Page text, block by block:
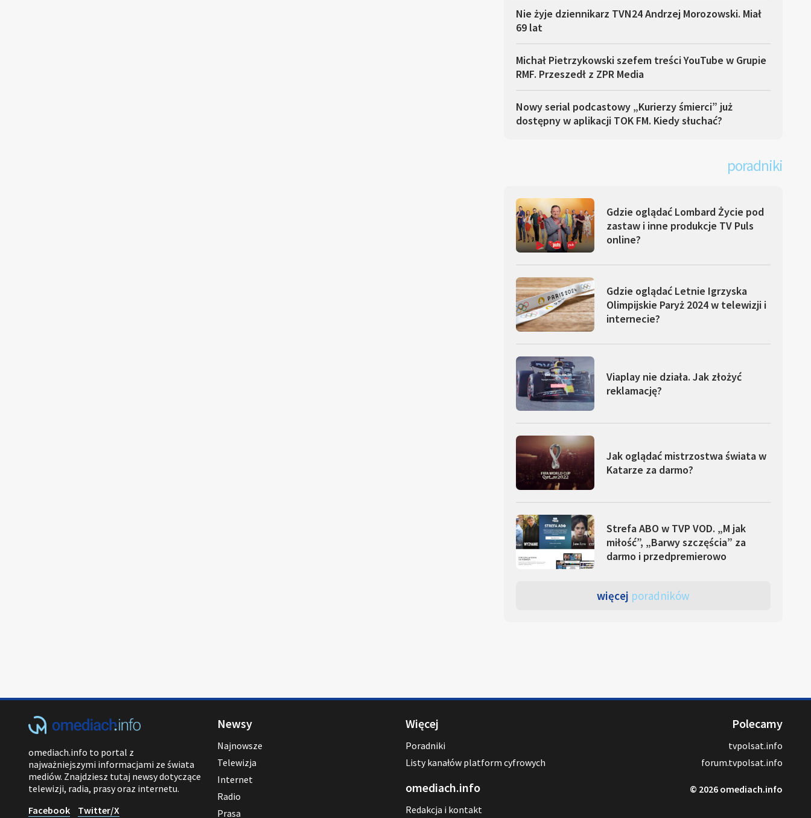
Nie żyje dziennikarz TVN24 Andrzej Morozowski. Miał
69 lat
Michał Pietrzykowski szefem treści YouTube w Grupie
RMF. Przeszedł z ZPR Media
Nowy serial podcastowy „Kurierzy śmierci” już
dostępny w aplikacji TOK FM. Kiedy słuchać?
poradniki
Gdzie oglądać Lombard Życie pod
zastaw i inne produkcje TV Puls
online?
Gdzie oglądać Letnie Igrzyska
Olimpijskie Paryż 2024 w telewizji i
internecie?
Viaplay nie działa. Jak złożyć
reklamację?
Jak oglądać mistrzostwa świata w
Katarze za darmo?
Strefa ABO w TVP VOD. „M jak
miłość”, „Barwy szczęścia” za
darmo i przedpremierowo
więcej poradników
omediach.info to portal z
najważniejszymi informacjami ze świata
mediów. Znajdziesz tutaj newsy dotyczące
telewizji, radia, prasy oraz internetu.
Facebook
Twitter/X
Newsy
Najnowsze
Telewizja
Internet
Radio
Prasa
Więcej
Poradniki
Listy kanałów platform cyfrowych
omediach.info
Redakcja i kontakt
Polecamy
tvpolsat.info
forum.tvpolsat.info
© 2026 omediach.info